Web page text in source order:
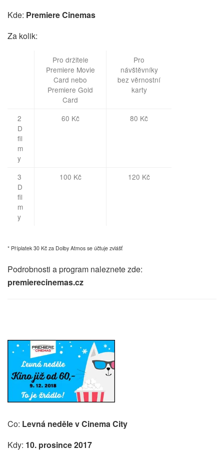
Kde: Premiere Cinemas
Za kolik:
Pro držitele
Premiere Movie
Card nebo
Premiere Gold
Card
Pro
návštěvníky
bez věrnostní
karty
2
D
fil
m
y
60 Kč 80 Kč
3
D
fil
m
y
100 Kč 120 Kč
* Příplatek 30 Kč za Dolby Atmos se účtuje zvlášť
Podrobnosti a program naleznete zde:
premierecinemas.cz
Co: Levná neděle v Cinema City
Kdy: 10. prosince 2017